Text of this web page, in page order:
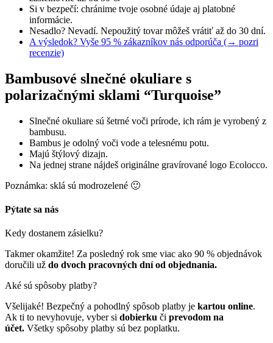
Si v bezpečí: chránime tvoje osobné údaje aj platobné
informácie.
Nesadlo? Nevadí. Nepoužitý tovar môžeš vrátiť až do 30 dní.
A výsledok? Vyše 95 % zákazníkov nás odporúča (→ pozri
recenzie)
Bambusové slnečné okuliare s
polarizačnými sklami “Turquoise”
Slnečné okuliare sú šetrné voči prírode, ich rám je vyrobený z
bambusu.
Bambus je odolný voči vode a telesnému potu.
Majú štýlový dizajn.
Na jednej strane nájdeš originálne gravírované logo Ecolocco.
Poznámka: sklá sú modrozelené 🙂
Pýtate sa nás
Kedy dostanem zásielku?
Takmer okamžite! Za posledný rok sme viac ako 90 % objednávok
doručili už do dvoch pracovných dní od objednania.
Aké sú spôsoby platby?
Všelijaké! Bezpečný a pohodlný spôsob platby je kartou online.
Ak ti to nevyhovuje, vyber si dobierku či prevodom na
účet. Všetky spôsoby platby sú bez poplatku.